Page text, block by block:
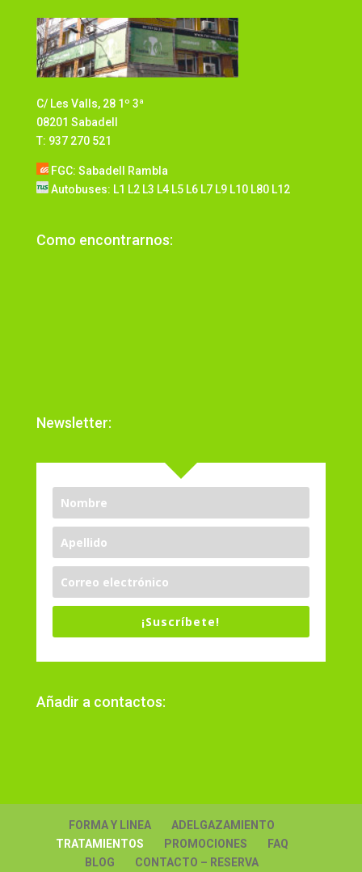
C/ Les Valls, 28 1º 3ª
08201 Sabadell
T: 937 270 521
FGC: Sabadell Rambla
Autobuses: L1 L2 L3 L4 L5 L6 L7 L9 L10 L80 L12
Como encontrarnos:
Newsletter:
¡Suscríbete!
Añadir a contactos:
FORMA Y LINEA
ADELGAZAMIENTO
TRATAMIENTOS
PROMOCIONES
FAQ
BLOG
CONTACTO – RESERVA